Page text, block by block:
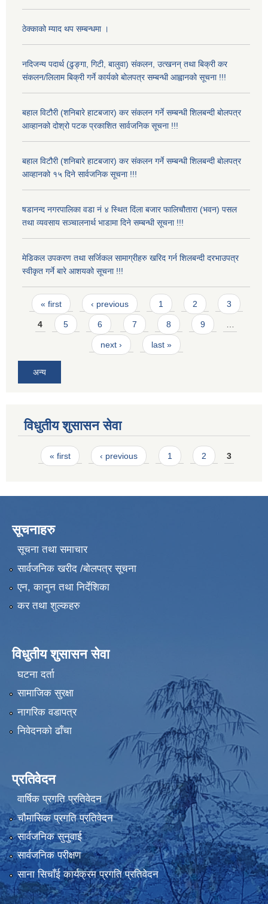
ठेक्काको म्याद थप सम्बन्धमा ।
नदिजन्य पदार्थ (ढुङ्गा, गिटी, बालुवा) संकलन, उत्खनन् तथा बिक्री कर
संकलन/लिलाम बिक्री गर्ने कार्यको बोलपत्र सम्बन्धी आह्वानको सूचना !!!
बहाल विटौरी (शनिबारे हाटबजार) कर संकलन गर्ने सम्बन्धी शिलबन्दी बोलपत्र
आव्हानको दोश्रो पटक प्रकाशित सार्वजनिक सूचना !!!
बहाल विटौरी (शनिबारे हाटबजार) कर संकलन गर्ने सम्बन्धी शिलबन्दी बोलपत्र
आव्हानको १५ दिने सार्वजनिक सूचना !!!
षडानन्द नगरपालिका वडा नं ४ स्थित दिंला बजार फालिचौतारा (भवन) पसल
तथा व्यवसाय सञ्चालनार्थ भाडामा दिने सम्बन्धी सूचना !!!
मेडिकल उपकरण तथा सर्जिकल सामाग्रीहरु खरिद गर्न शिलबन्दी दरभाउपत्र
स्वीकृत गर्ने बारे आशयको सूचना !!!
Pages
« first ‹ previous 1 2 3
4 5 6 7 8 9
next › last »
अन्य
विधुतीय शुसासन सेवा
Pages
« first ‹ previous 1 2 3
सूचनाहरु
सूचना तथा समाचार
सार्वजनिक खरीद /बोलपत्र सूचना
एन, कानुन तथा निर्देशिका
कर तथा शुल्कहरु
विधुतीय शुसासन सेवा
घटना दर्ता
सामाजिक सुरक्षा
नागरिक वडापत्र
निवेदनको ढाँचा
प्रतिवेदन
वार्षिक प्रगति प्रतिवेदन
चौमासिक प्रगति प्रतिवेदन
सार्वजनिक सुनुवाई
सार्वजनिक परीक्षण
साना सिचाँई कार्यक्रम प्रगति प्रतिवेदन